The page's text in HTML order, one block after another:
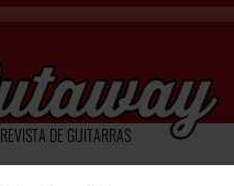
REVISTA DE GUITARRAS